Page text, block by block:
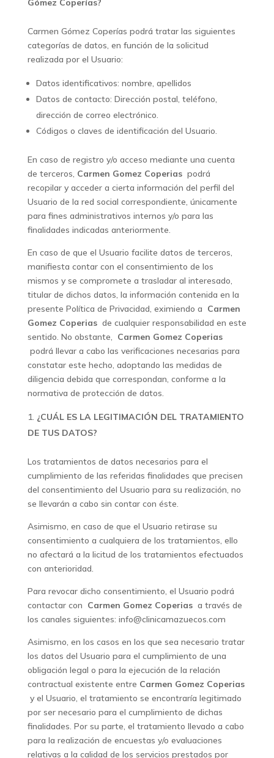
Gómez Coperías?
Carmen Gómez Coperías podrá tratar las siguientes
categorías de datos, en función de la solicitud
realizada por el Usuario:
Datos identificativos: nombre, apellidos
Datos de contacto: Dirección postal, teléfono,
dirección de correo electrónico.
Códigos o claves de identificación del Usuario.
En caso de registro y/o acceso mediante una cuenta
de terceros, Carmen Gomez Coperiaspodrá
recopilar y acceder a cierta información del perfil del
Usuario de la red social correspondiente, únicamente
para fines administrativos internos y/o para las
finalidades indicadas anteriormente.
En caso de que el Usuario facilite datos de terceros,
manifiesta contar con el consentimiento de los
mismos y se compromete a trasladar al interesado,
titular de dichos datos, la información contenida en la
presente Política de Privacidad, eximiendo a Carmen
Gomez Coperiasde cualquier responsabilidad en este
sentido. No obstante, Carmen Gomez Coperias
podrá llevar a cabo las verificaciones necesarias para
constatar este hecho, adoptando las medidas de
diligencia debida que correspondan, conforme a la
normativa de protección de datos.
¿CUÁL ES LA LEGITIMACIÓN DEL TRATAMIENTO
DE TUS DATOS?
Los tratamientos de datos necesarios para el
cumplimiento de las referidas finalidades que precisen
del consentimiento del Usuario para su realización, no
se llevarán a cabo sin contar con éste.
Asimismo, en caso de que el Usuario retirase su
consentimiento a cualquiera de los tratamientos, ello
no afectará a la licitud de los tratamientos efectuados
con anterioridad.
Para revocar dicho consentimiento, el Usuario podrá
contactar con Carmen Gomez Coperiasa través de
los canales siguientes: info@clinicamazuecos.com
Asimismo, en los casos en los que sea necesario tratar
los datos del Usuario para el cumplimiento de una
obligación legal o para la ejecución de la relación
contractual existente entre Carmen Gomez Coperias
y el Usuario, el tratamiento se encontraría legitimado
por ser necesario para el cumplimiento de dichas
finalidades. Por su parte, el tratamiento llevado a cabo
para la realización de encuestas y/o evaluaciones
relativas a la calidad de los servicios prestados por